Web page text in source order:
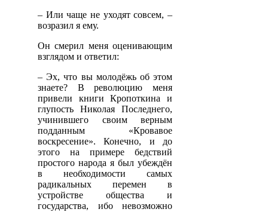
– Или чаще не уходят совсем, –
возразил я ему.
Он смерил меня оценивающим
взглядом и ответил:
– Эх, что вы молодёжь об этом
знаете? В революцию меня
привели книги Кропоткина и
глупость Николая Последнего,
учинившего своим верным
подданным «Кровавое
воскресение». Конечно, и до
этого на примере бедствий
простого народа я был убеждён
в необходимости самых
радикальных перемен в
устройстве общества и
государства, ибо невозможно